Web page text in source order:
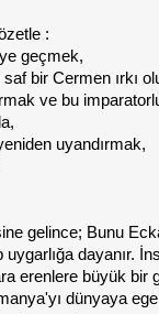
:
geçmek,
bir Cermen ırkı
ve bu
uyandırmak,
gelince; Bunu
uygarlığa dayanır.
erenlere büyük bir
dünyaya